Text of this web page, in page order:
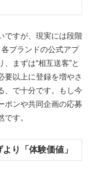
ですが、現実には段階
ブランドの公式アプ
まずは“相互送客”と
要以上に登録を増やさ
、で十分です。もし今
ポンや共同企画の応募
す。
り「体験価値」